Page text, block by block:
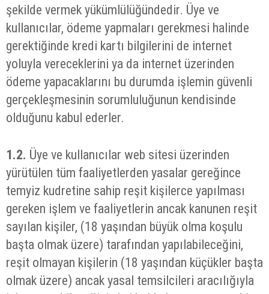
şekilde vermek yükümlülüğündedir. Üye ve
kullanıcılar, ödeme yapmaları gerekmesi halinde
gerektiğinde kredi kartı bilgilerini de internet
yoluyla vereceklerini ya da internet üzerinden
ödeme yapacaklarını bu durumda işlemin güvenli
gerçekleşmesinin sorumluluğunun kendisinde
olduğunu kabul ederler.
1.2. Üye ve kullanıcılar web sitesi üzerinden
yürütülen tüm faaliyetlerden yasalar gereğince
temyiz kudretine sahip reşit kişilerce yapılması
gereken işlem ve faaliyetlerin ancak kanunen reşit
sayılan kişiler, (18 yaşından büyük olma koşulu
başta olmak üzere) tarafından yapılabileceğini,
reşit olmayan kişilerin (18 yaşından küçükler başta
olmak üzere) ancak yasal temsilcileri aracılığıyla